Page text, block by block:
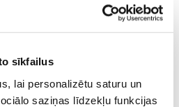
sīkfailus
lai personalizētu saturu un
saziņas līdzekļu funkcijas
bāzes (saulespuķu eļļa, sojas eļļa,
pigmenti, titāna dioksīda
piedevas) un ūdeni atgrūdošas
(nesatur benzolu). Produkts
saskaņā ar GOS saturu maks. 400